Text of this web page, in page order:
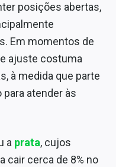
posições abertas,
Em momentos de
ajuste costuma
à medida que parte
atender às
a prata, cujos
cair cerca de 8% no